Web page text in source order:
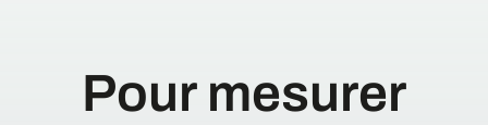
Pour mesurer